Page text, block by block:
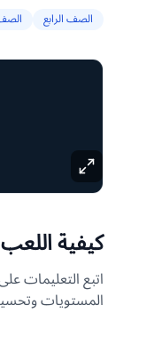
الصف الرابع
كيفية اللعب
اتبع التعليمات
المستويات